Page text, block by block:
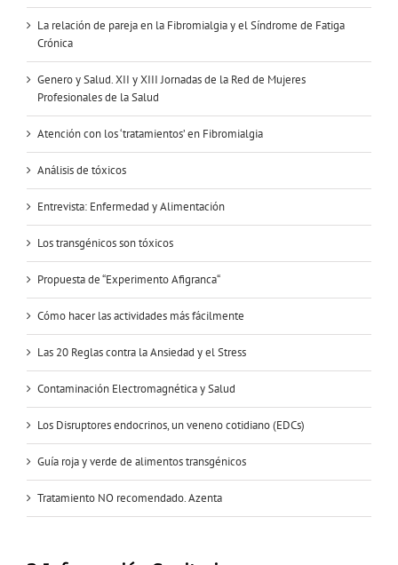
La relación de pareja en la Fibromialgia y el Síndrome de Fatiga
Crónica
Genero y Salud. XII y XIII Jornadas de la Red de Mujeres
Profesionales de la Salud
Atención con los ‘tratamientos’ en Fibromialgia
Análisis de tóxicos
Entrevista: Enfermedad y Alimentación
Los transgénicos son tóxicos
Propuesta de “Experimento Afigranca“
Cómo hacer las actividades más fácilmente
Las 20 Reglas contra la Ansiedad y el Stress
Contaminación Electromagnética y Salud
Los Disruptores endocrinos, un veneno cotidiano (EDCs)
Guía roja y verde de alimentos transgénicos
Tratamiento NO recomendado. Azenta